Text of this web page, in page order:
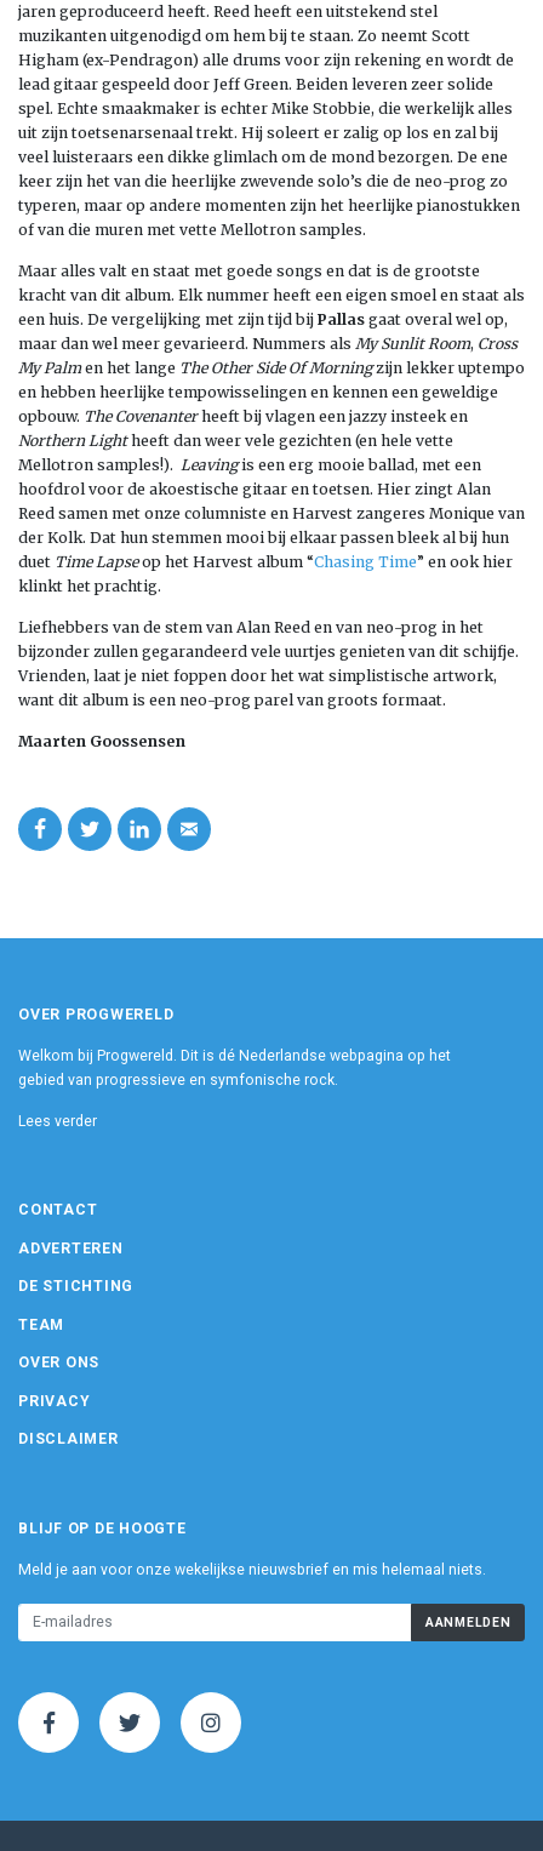
jaren geproduceerd heeft. Reed heeft een uitstekend stel
muzikanten uitgenodigd om hem bij te staan. Zo neemt Scott
Higham (ex-Pendragon) alle drums voor zijn rekening en wordt de
lead gitaar gespeeld door Jeff Green. Beiden leveren zeer solide
spel. Echte smaakmaker is echter Mike Stobbie, die werkelijk alles
uit zijn toetsenarsenaal trekt. Hij soleert er zalig op los en zal bij
veel luisteraars een dikke glimlach om de mond bezorgen. De ene
keer zijn het van die heerlijke zwevende solo’s die de neo-prog zo
typeren, maar op andere momenten zijn het heerlijke pianostukken
of van die muren met vette Mellotron samples.
Maar alles valt en staat met goede songs en dat is de grootste
kracht van dit album. Elk nummer heeft een eigen smoel en staat als
een huis. De vergelijking met zijn tijd bij Pallas gaat overal wel op,
maar dan wel meer gevarieerd. Nummers als My Sunlit Room, Cross
My Palmen het lange The Other Side Of Morningzijn lekker uptempo
en hebben heerlijke tempowisselingen en kennen een geweldige
opbouw. The Covenanterheeft bij vlagen een jazzy insteek en
Northern Lightheeft dan weer vele gezichten (en hele vette
Mellotron samples!). Leavingis een erg mooie ballad, met een
hoofdrol voor de akoestische gitaar en toetsen. Hier zingt Alan
Reed samen met onze columniste en Harvest zangeres Monique van
der Kolk. Dat hun stemmen mooi bij elkaar passen bleek al bij hun
duet Time Lapseop het Harvest album “Chasing Time” en ook hier
klinkt het prachtig.
Liefhebbers van de stem van Alan Reed en van neo-prog in het
bijzonder zullen gegarandeerd vele uurtjes genieten van dit schijfje.
Vrienden, laat je niet foppen door het wat simplistische artwork,
want dit album is een neo-prog parel van groots formaat.
Maarten Goossensen
OVER PROGWERELD
Welkom bij Progwereld. Dit is dé Nederlandse webpagina op het
gebied van progressieve en symfonische rock.
Lees verder
CONTACT
ADVERTEREN
DE STICHTING
TEAM
OVER ONS
PRIVACY
DISCLAIMER
BLIJF OP DE HOOGTE
Meld je aan voor onze wekelijkse nieuwsbrief en mis helemaal niets.
AANMELDEN